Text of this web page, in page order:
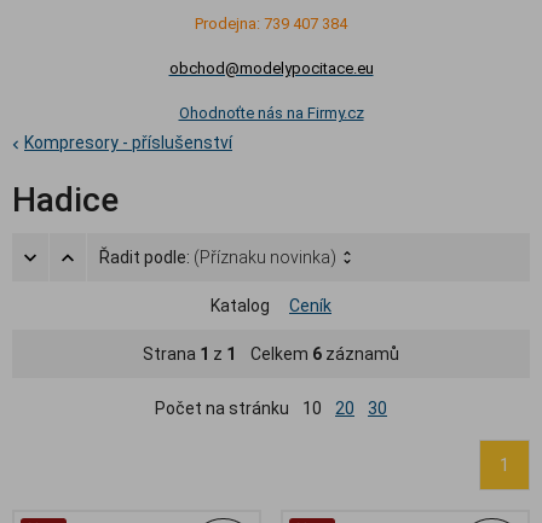
Prodejna: 739 407 384
obchod@modelypocitace.eu
Ohodnoťte nás na Firmy.cz
Kompresory - příslušenství
Hadice
Řadit podle: (Příznaku novinka)
Katalog Ceník
Strana 1 z 1 Celkem 6 záznamů
Počet na stránku 10 20 30
1